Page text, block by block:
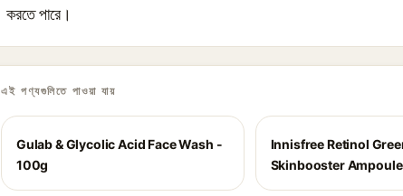
করতে পারে।
এই পণ্যগুলিতে পাওয়া যায়
Gulab & Glycolic Acid Face Wash -
100g
Innisfree Retinol
Skinbooster Ampoule